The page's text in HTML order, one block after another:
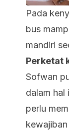
Pada
bus
mandiri
Perketat
Sofwan
dalam hal
perlu